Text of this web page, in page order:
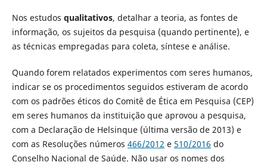
Nos estudos qualitativos, detalhar a teoria, as fontes de
informação, os sujeitos da pesquisa (quando pertinente), e
as técnicas empregadas para coleta, síntese e análise.
Quando forem relatados experimentos com seres humanos,
indicar se os procedimentos seguidos estiveram de acordo
com os padrões éticos do Comitê de Ética em Pesquisa (CEP)
em seres humanos da instituição que aprovou a pesquisa,
com a Declaração de Helsinque (última versão de 2013) e
com as Resoluções números 466/2012 e 510/2016 do
Conselho Nacional de Saúde. Não usar os nomes dos